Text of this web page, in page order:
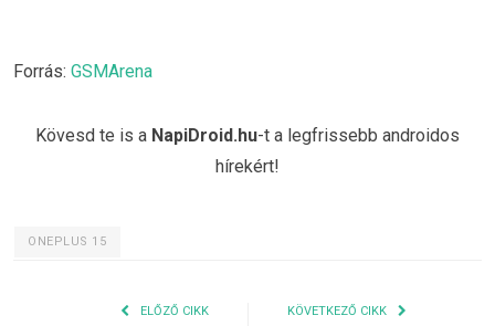
Forrás: GSMArena
Kövesd te is a NapiDroid.hu-t a legfrissebb androidos
hírekért!
ONEPLUS 15
ELŐZŐ CIKK KÖVETKEZŐ CIKK